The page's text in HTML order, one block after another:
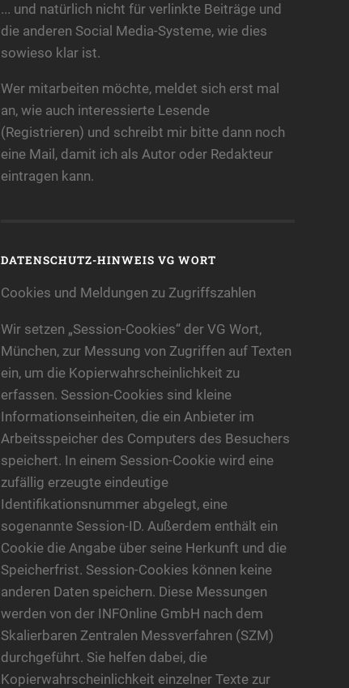
... und natürlich nicht für verlinkte Beiträge und
die anderen Social Media-Systeme, wie dies
sowieso klar ist.
Wer mitarbeiten möchte, meldet sich erst mal
an, wie auch interessierte Lesende
(Registrieren) und schreibt mir bitte dann noch
eine Mail, damit ich als Autor oder Redakteur
eintragen kann.
DATENSCHUTZ-HINWEIS VG WORT
Cookies und Meldungen zu Zugriffszahlen
Wir setzen „Session-Cookies“ der VG Wort,
München, zur Messung von Zugriffen auf Texten
ein, um die Kopierwahrscheinlichkeit zu
erfassen. Session-Cookies sind kleine
Informationseinheiten, die ein Anbieter im
Arbeitsspeicher des Computers des Besuchers
speichert. In einem Session-Cookie wird eine
zufällig erzeugte eindeutige
Identifikationsnummer abgelegt, eine
sogenannte Session-ID. Außerdem enthält ein
Cookie die Angabe über seine Herkunft und die
Speicherfrist. Session-Cookies können keine
anderen Daten speichern. Diese Messungen
werden von der INFOnline GmbH nach dem
Skalierbaren Zentralen Messverfahren (SZM)
durchgeführt. Sie helfen dabei, die
Kopierwahrscheinlichkeit einzelner Texte zur